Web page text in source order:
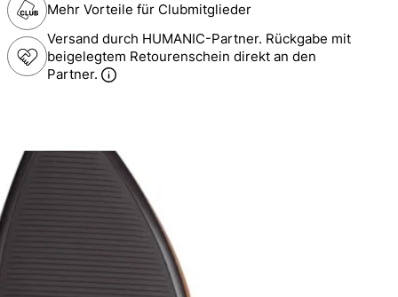
Mehr Vorteile für Clubmitglieder
Versand durch HUMANIC-Partner. Rückgabe mit
beigelegtem Retourenschein direkt an den
Partner.